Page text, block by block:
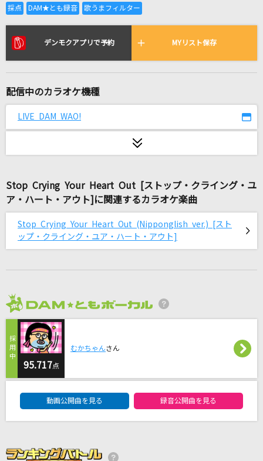
リアルタイムで歌われている曲の一覧
ポケットに魔法を入れて
[生音]HOT LIMIT
T.M.Revolution
sumika
[生音]有心論
RADWIMPS
WanteD! WanteD!
[生音]プレイバックPart2-さよならコンサートVe
r-
山口百恵
海の声
浦島太郎(桐谷健太)
Runner
デンモクアプリで予約 MYリスト保存
配信中のカラオケ機種
LIVE DAM WAO!
Stop Crying Your Heart Out [ストップ・クライング・ユ
ア・ハート・アウト]に関連するカラオケ楽曲
Stop Crying Your Heart Out (Nipponglish ver.) [スト
ップ・クライング・ユア・ハート・アウト]
95.717点
むかちゃんさん
動画公開曲を見る 録音公開曲を見る